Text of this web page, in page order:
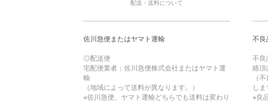
配送・送料について
佐川急便またはヤマト運輸
◎配送便
宅配便業者：佐川急便株式会社またはヤマト運
輸
（地域によって送料が異なります。）
※佐川急便、ヤマト運輸どちらでも送料は変わり
不良
不良
絡頂
（
しま
※良